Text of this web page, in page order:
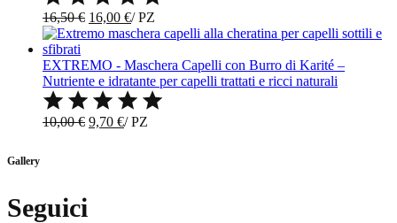
16,50€ Il
prezzo
era:
16,50 €.
16,00 €Il
prezzo
è:
16,00 €.
/PZ
EXTREMO - Maschera Capelli con Burro di Karité –
Nutriente e idratante per capelli trattati e ricci naturali
10,00€ Il
9,70 €Il
/PZ
Gallery
Seguici